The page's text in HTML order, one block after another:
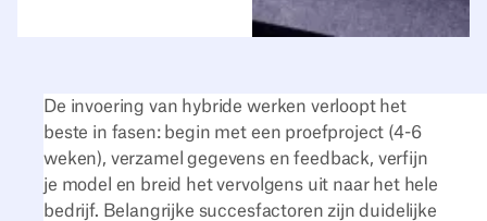
De invoering van hybride werken verloopt het
beste in fasen: begin met een proefproject (4-6
weken), verzamel gegevens en feedback, verfijn
je model en breid het vervolgens uit naar het hele
bedrijf. Belangrijke succesfactoren zijn duidelijke